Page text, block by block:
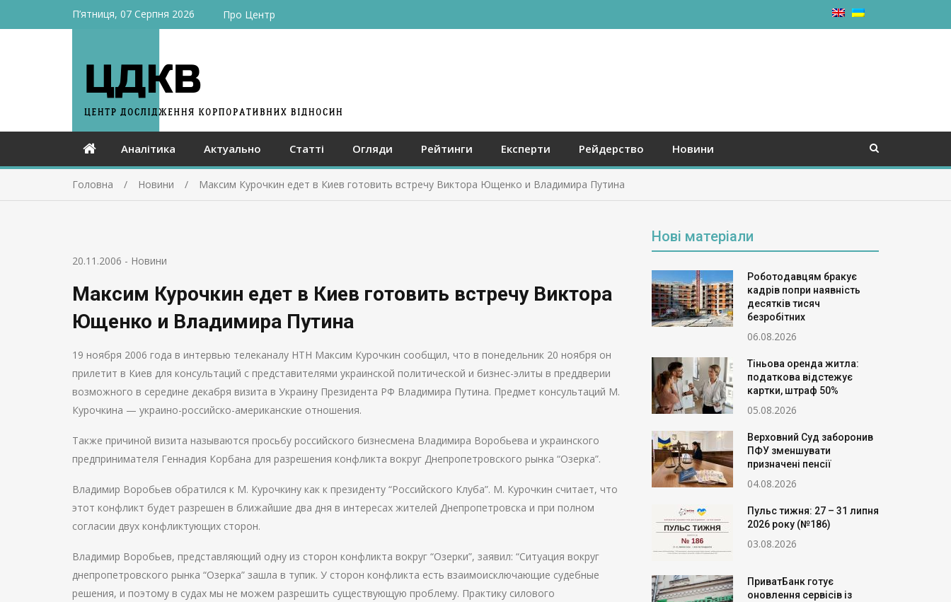
П’ятниця, 07 Серпня 2026 Про Центр
Аналітика Актуально Статті Огляди Рейтинги Експерти Рейдерство Новини
Головна Новини Максим Курочкин едет в Киев готовить встречу Виктора Ющенко и Владимира Путина
20.11.2006 - Новини
Максим Курочкин едет в Киев готовить встречу Виктора
Ющенко и Владимира Путина
19 ноября 2006 года в интервью телеканалу НТН Максим Курочкин сообщил, что в понедельник 20 ноября он
прилетит в Киев для консультаций с представителями украинской политической и бизнес-элиты в преддверии
возможного в середине декабря визита в Украину Президента РФ Владимира Путина. Предмет консультаций М.
Курочкина — украино-российско-американские отношения.
Также причиной визита называются просьбу российского бизнесмена Владимира Воробьева и украинского
предпринимателя Геннадия Корбана для разрешения конфликта вокруг Днепропетровского рынка “Озерка”.
Владимир Воробьев обратился к М. Курочкину как к президенту “Российского Клуба”. М. Курочкин считает, что
этот конфликт будет разрешен в ближайшие два дня в интересах жителей Днепропетровска и при полном
согласии двух конфликтующих сторон.
Владимир Воробьев, представляющий одну из сторон конфликта вокруг “Озерки”, заявил: “Ситуация вокруг
днепропетровского рынка “Озерка” зашла в тупик. У сторон конфликта есть взаимоисключающие судебные
решения, и поэтому в судах мы не можем разрешить существующую проблему. Практику силового
Нові матеріали
Роботодавцям бракує
кадрів попри наявність
десятків тисяч
безробітних
06.08.2026
Тіньова оренда житла:
податкова відстежує
картки, штраф 50%
05.08.2026
Верховний Суд заборонив
ПФУ зменшувати
призначені пенсії
04.08.2026
Пульс тижня: 27 – 31 липня
2026 року (№186)
03.08.2026
ПриватБанк готує
оновлення сервісів із